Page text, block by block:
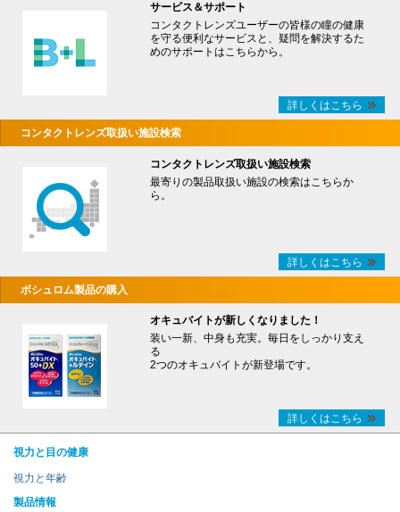
サービス＆サポート
コンタクトレンズユーザーの皆様の瞳の健康
を守る便利なサービスと、疑問を解決するた
めのサポートはこちらから。
詳しくはこちら
コンタクトレンズ取扱い施設検索
コンタクトレンズ取扱い施設検索
最寄りの製品取扱い施設の検索はこちらか
ら。
詳しくはこちら
ボシュロム製品の購入
オキュバイトが新しくなりました！
装い一新、中身も充実。毎日をしっかり支え
る
2つのオキュバイトが新登場です。
詳しくはこちら
視力と目の健康
視力と年齢
製品情報